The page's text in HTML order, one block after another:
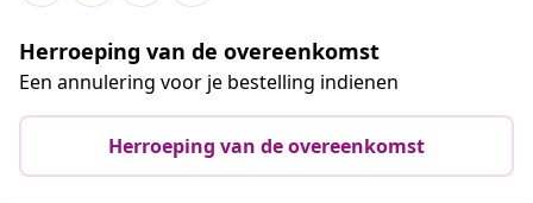
Herroeping van de overeenkomst
Een annulering voor je bestelling indienen
Herroeping van de overeenkomst